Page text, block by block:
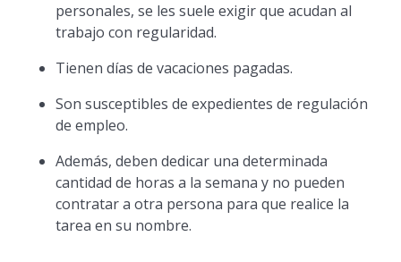
personales, se les suele exigir que acudan al
trabajo con regularidad.
Tienen días de vacaciones pagadas.
Son susceptibles de expedientes de regulación
de empleo.
Además, deben dedicar una determinada
cantidad de horas a la semana y no pueden
contratar a otra persona para que realice la
tarea en su nombre.